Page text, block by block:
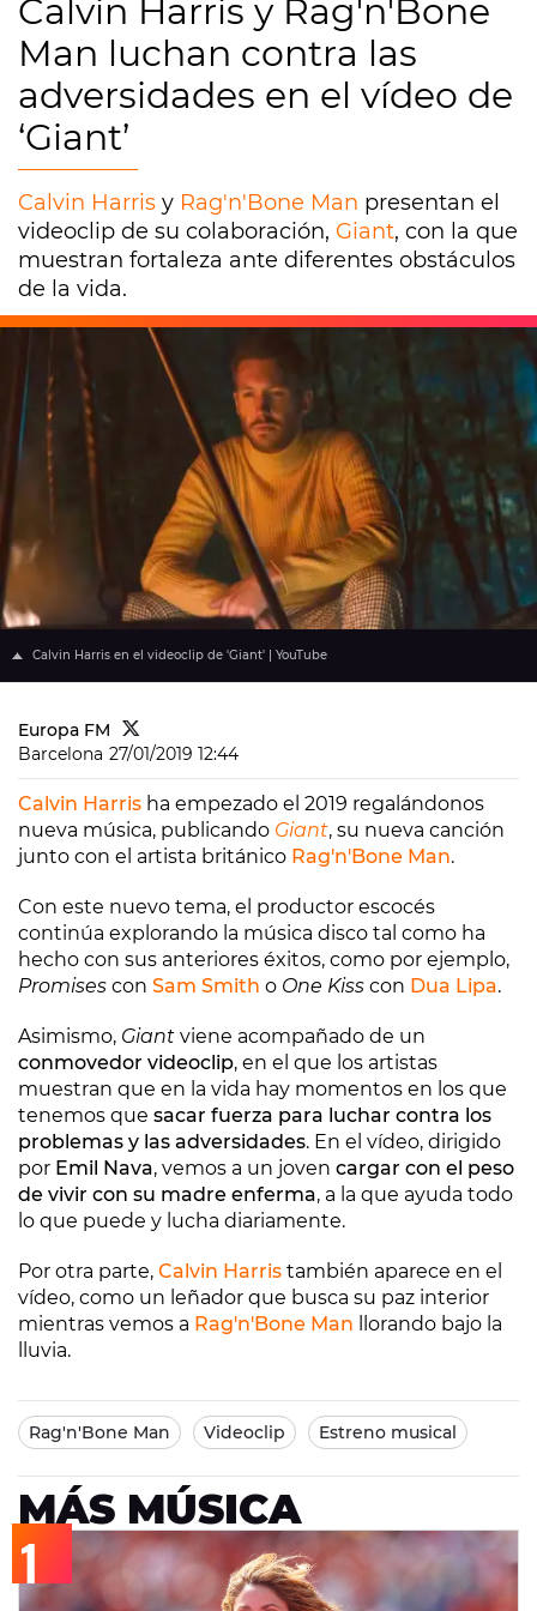
Calvin Harris y Rag'n'Bone
Man luchan contra las
adversidades en el vídeo de
‘Giant’
Calvin Harris y Rag'n'Bone Man presentan el
videoclip de su colaboración, Giant, con la que
muestran fortaleza ante diferentes obstáculos
de la vida.
Calvin Harris en el videoclip de 'Giant' | YouTube
Europa FM
Barcelona 27/01/2019 12:44
Calvin Harris ha empezado el 2019 regalándonos
nueva música, publicando Giant, su nueva canción
junto con el artista británico Rag'n'Bone Man.
Con este nuevo tema, el productor escocés
continúa explorando la música disco tal como ha
hecho con sus anteriores éxitos, como por ejemplo,
Promises con Sam Smith o One Kiss con Dua Lipa.
Asimismo, Giant viene acompañado de un
conmovedor videoclip, en el que los artistas
muestran que en la vida hay momentos en los que
tenemos que sacar fuerza para luchar contra los
problemas y las adversidades. En el vídeo, dirigido
por Emil Nava, vemos a un joven cargar con el peso
de vivir con su madre enferma, a la que ayuda todo
lo que puede y lucha diariamente.
Por otra parte, Calvin Harris también aparece en el
vídeo, como un leñador que busca su paz interior
mientras vemos a Rag'n'Bone Man llorando bajo la
lluvia.
Rag'n'Bone Man Videoclip Estreno musical
MÁS MÚSICA